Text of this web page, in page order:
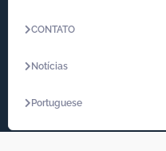
CONTATO
Notícias
Portuguese